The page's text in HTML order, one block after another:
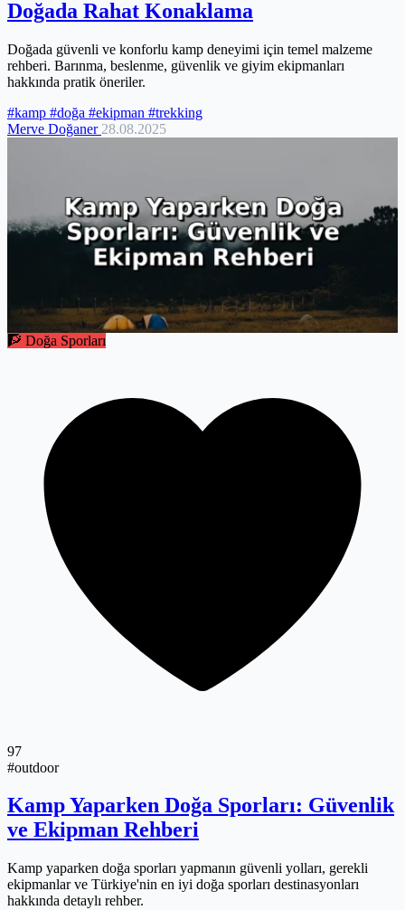
Doğada Rahat Konaklama
Doğada güvenli ve konforlu kamp deneyimi için temel malzeme
rehberi. Barınma, beslenme, güvenlik ve giyim ekipmanları
hakkında pratik öneriler.
#kamp #doğa #ekipman #trekking
Merve Doğaner 28.08.2025
🧗 Doğa Sporları
97
#outdoor
Kamp Yaparken Doğa Sporları: Güvenlik
ve Ekipman Rehberi
Kamp yaparken doğa sporları yapmanın güvenli yolları, gerekli
ekipmanlar ve Türkiye'nin en iyi doğa sporları destinasyonları
hakkında detaylı rehber.